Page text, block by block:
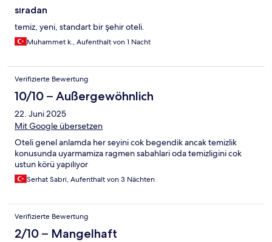
sıradan
temiz, yeni, standart bir şehir oteli.
Muhammet k., Aufenthalt von 1 Nacht
Verifizierte Bewertung
10/10 – Außergewöhnlich
22. Juni 2025
Mit Google übersetzen
Oteli genel anlamda her seyini cok begendik ancak temizlik
konusunda uyarmamiza ragmen sabahlari oda temizligini cok
ustun körü yapılıyor
Serhat Sabri, Aufenthalt von 3 Nächten
Verifizierte Bewertung
2/10 – Mangelhaft